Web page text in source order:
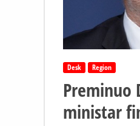
Desk Region
Preminuo
ministar